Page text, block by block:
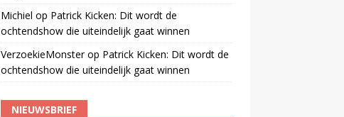
Michiel op Patrick Kicken: Dit wordt de
ochtendshow die uiteindelijk gaat winnen
VerzoekieMonsterop Patrick Kicken: Dit wordt de
ochtendshow die uiteindelijk gaat winnen
NIEUWSBRIEF